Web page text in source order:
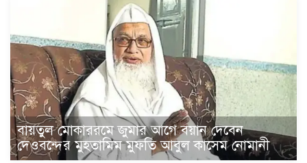
বায়তুল মোকাররমে জুমার আগে বয়ান দেবেন
দেওবন্দের মুহতামিম মুফতি আবুল কাসেম নোমানী